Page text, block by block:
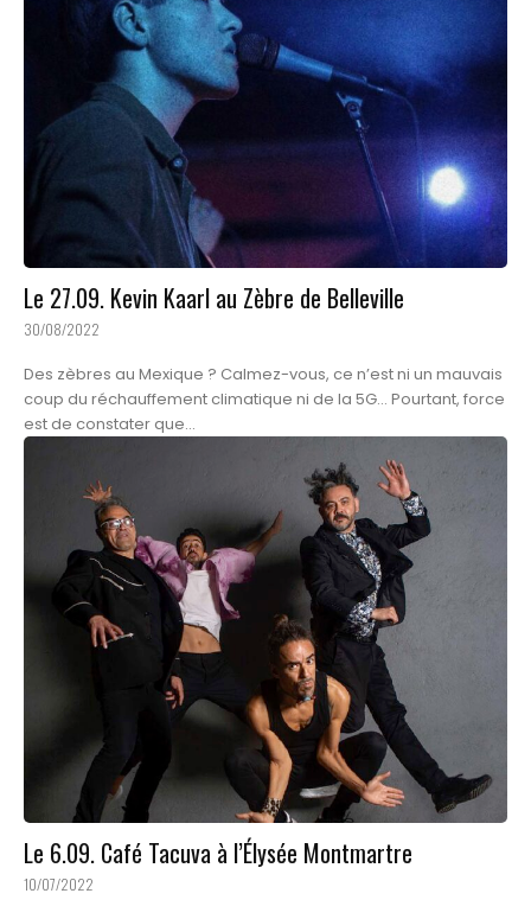
Le 27.09. Kevin Kaarl au Zèbre de Belleville
30/08/2022
Des zèbres au Mexique ? Calmez-vous, ce n’est ni un mauvais
coup du réchauffement climatique ni de la 5G… Pourtant, force
est de constater que...
Le 6.09. Café Tacuva à l’Élysée Montmartre
10/07/2022